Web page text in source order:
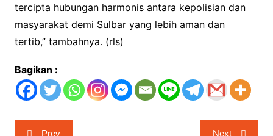
tercipta hubungan harmonis antara kepolisian dan
masyarakat demi Sulbar yang lebih aman dan
tertib,” tambahnya. (rls)
Bagikan :
Navigasi
Prev Next